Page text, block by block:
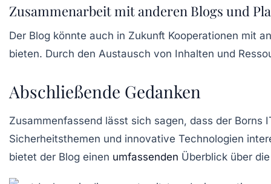
Zusammenarbeit mit anderen Blogs und
Der Blog könnte auch in Zukunft Kooperationen mit
bieten. Durch den Austausch von Inhalten und
Abschließende Gedanken
Zusammenfassend lässt sich sagen, dass der
Sicherheitsthemen und innovative Technologien
bietet der Blog einen umfassenden Überblick über